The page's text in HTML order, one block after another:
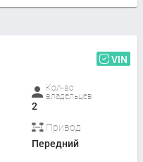
VIN
Кол-во
владельцев
2
Привод
Передний